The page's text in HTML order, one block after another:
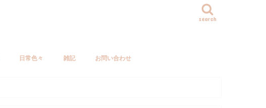
search
日常色々 雑記 お問い合わせ